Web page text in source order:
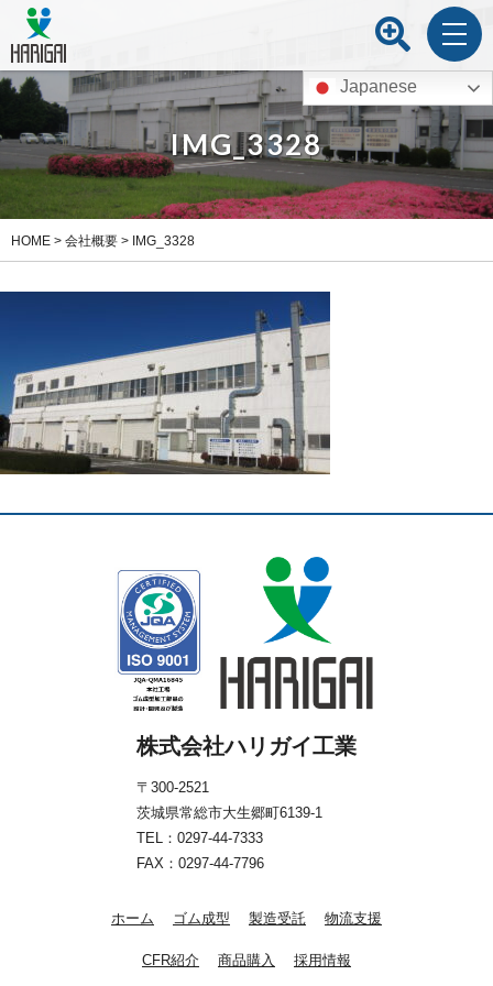
Japanese
IMG_3328
HOME > 会社概要 > IMG_3328
株式会社ハリガイ工業
〒300-2521
茨城県常総市大生郷町6139-1
TEL： 0297-44-7333
FAX：0297-44-7796
ホーム ゴム成型 製造受託 物流支援
CFR紹介 商品購入 採用情報